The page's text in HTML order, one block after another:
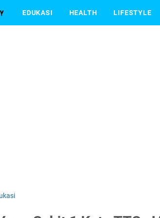
EDUKASI HEALTH LIFESTYLE